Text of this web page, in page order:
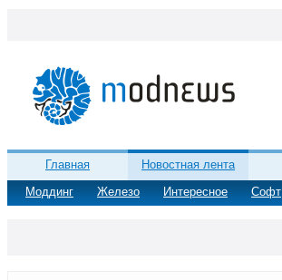
Главная
Новостная лента
Моддинг
Железо Интересное Софт